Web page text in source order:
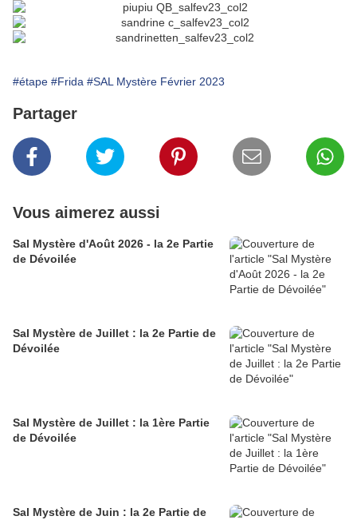
#étape #Frida #SAL Mystère Février 2023
Partager
Vous aimerez aussi
Sal Mystère d'Août 2026 - la 2e Partie
de Dévoilée
Sal Mystère de Juillet : la 2e Partie de
Dévoilée
Sal Mystère de Juillet : la 1ère Partie
de Dévoilée
Sal Mystère de Juin : la 2e Partie de